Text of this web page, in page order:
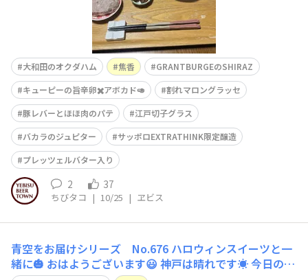
大和田のオクダハム 焦香
GRANTBURGEのSHIRAZ
キューピーの旨辛卵✖️アボカド🥑
割れマロングラッセ
豚レバーとほほ肉のパテ
江戸切子グラス
バカラのジュピター
サッポロEXTRATHINK限定醸造
プレッツェルバター入り
2 37
ちびタコ | 10/25 | ヱビス
青空をお届けシリーズ No.676 ハロウィンスイーツと一
緒に🎃 おはようございます😃 神戸は晴れです☀️ 今日のス